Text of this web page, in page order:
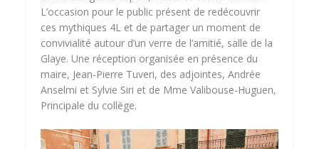
L’occasion pour le public présent de redécouvrir
ces mythiques 4L et de partager un moment de
convivialité autour d’un verre de l’amitié, salle de la
Glaye. Une réception organisée en présence du
maire, Jean-Pierre Tuveri, des adjointes, Andrée
Anselmi et Sylvie Siri et de Mme Valibouse-Huguen,
Principale du collège.